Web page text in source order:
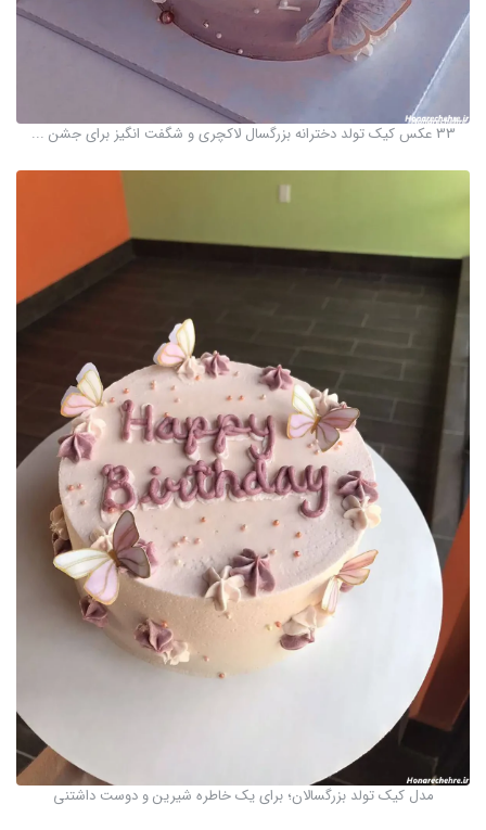
33 عکس کیک تولد دخترانه بزرگسال لاکچری و شگفت انگیز برای جشن ...
مدل کیک تولد بزرگسالان؛ برای یک خاطره شیرین و دوست داشتنی